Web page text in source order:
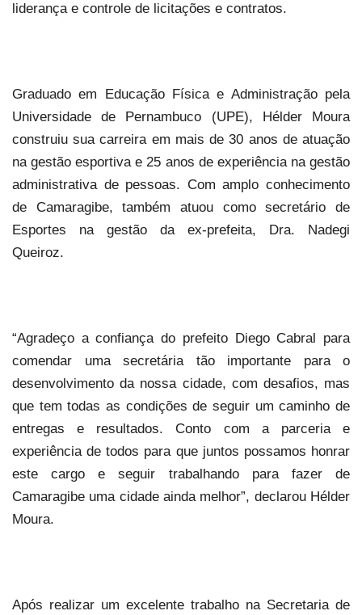
liderança e controle de licitações e contratos.
Graduado em Educação Física e Administração pela
Universidade de Pernambuco (UPE), Hélder Moura
construiu sua carreira em mais de 30 anos de atuação
na gestão esportiva e 25 anos de experiência na gestão
administrativa de pessoas. Com amplo conhecimento
de Camaragibe, também atuou como secretário de
Esportes na gestão da ex-prefeita, Dra. Nadegi
Queiroz.
“Agradeço a confiança do prefeito Diego Cabral para
comendar uma secretária tão importante para o
desenvolvimento da nossa cidade, com desafios, mas
que tem todas as condições de seguir um caminho de
entregas e resultados. Conto com a parceria e
experiência de todos para que juntos possamos honrar
este cargo e seguir trabalhando para fazer de
Camaragibe uma cidade ainda melhor”, declarou Hélder
Moura.
Após realizar um excelente trabalho na Secretaria de